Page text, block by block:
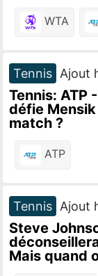
WTA
Tennis Ajout
Tennis: ATP
défie
match ?
ATP
Tennis Ajout
Steve
Mais quand